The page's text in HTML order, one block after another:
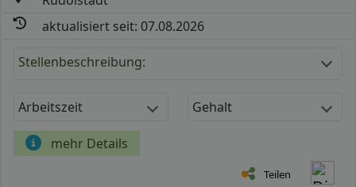
aktualisiert seit: 07.08.2026
Stellenbeschreibung:
Arbeitszeit Gehalt
mehr Details
Teilen